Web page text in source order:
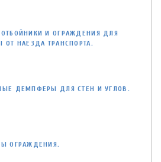
И ОГРАЖДЕНИЯ ДЛЯ
ОТ НАЕЗДА ТРАНСПОРТА.
ДЕМПФЕРЫ ДЛЯ СТЕН И УГЛОВ.
ОГРАЖДЕНИЯ.